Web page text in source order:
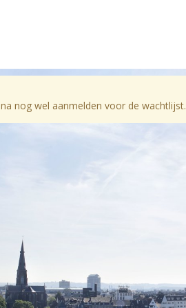
nog wel aanmelden voor de wachtlijst.